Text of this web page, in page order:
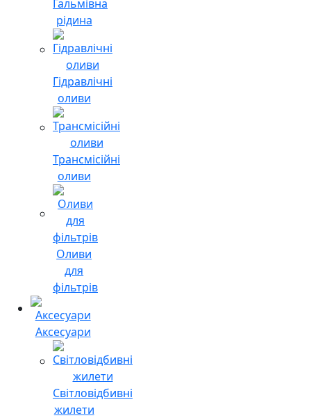
Гальмівна
рідина
Гідравлічні
оливи
Трансмісійні
оливи
Оливи
для
фільтрів
Аксесуари
Світловідбивні
жилети